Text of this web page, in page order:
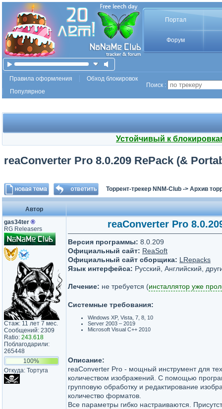
Портал
Форум
Правила оформления
Обход блокировок
Популярное
Поиск :
Устойчивый к
reaConverter Pro 8.0.209 RePack (&
Торрент-трекер NNM-Club -> Архив
Автор
gas34ter ®
RG Releasers
Стаж: 11 лет 7 мес.
Сообщений: 2309
Ratio: 243.618
Поблагодарили:
265448
100%
Откуда: Тортуга
reaConverter Pro
Версия программы: 8.0.209
Официальный сайт: ReaSoft
Официальный сайт сборщика: LRepacks
Язык интерфейса: Русский, Английский,
Лечение: не требуется (инсталлятор уже
Системные требования:
Windows XP, Vista, 7, 8, 10
Server 2003 – 2019
Microsoft Visual C++ 2010
Описание:
reaConverter Pro - мощный инструмент для
количеством изображений. C помощью
групповую обработку и редактирование
количество форматов.
Все параметры гибко настраиваются.